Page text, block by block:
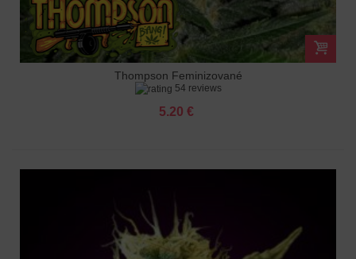
Thompson Feminizované
54 reviews
5.20 €